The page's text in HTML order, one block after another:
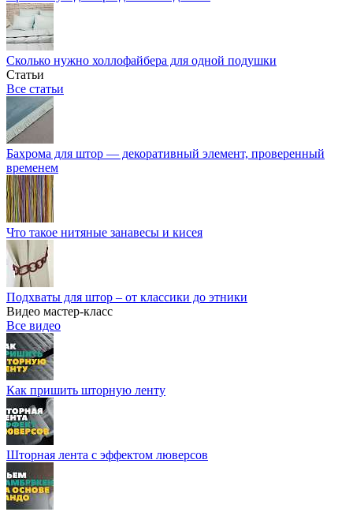
Сколько нужно холлофайбера для одной подушки
Статьи
Все статьи
Бахрома для штор — декоративный элемент, проверенный
временем
Что такое нитяные занавесы и кисея
Подхваты для штор – от классики до этники
Видео мастер-класс
Все видео
Как пришить шторную ленту
Шторная лента с эффектом люверсов